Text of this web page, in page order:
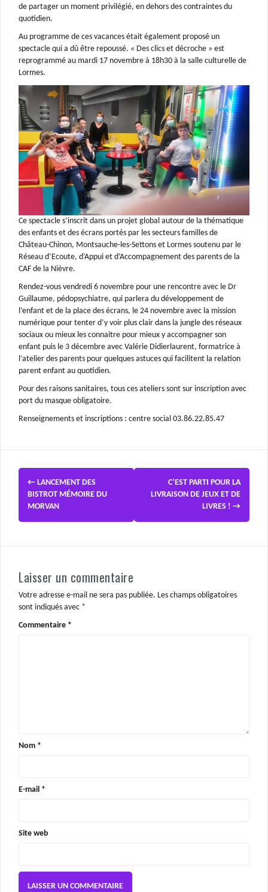
de partager un moment privilégié, en dehors des contraintes du
quotidien.
Au programme de ces vacances était également proposé un
spectacle qui a dû être repoussé. « Des clics et décroche » est
reprogrammé au mardi 17 novembre à 18h30 à la salle culturelle de
Lormes.
Ce spectacle s’inscrit dans un projet global autour de la thématique
des enfants et des écrans portés par les secteurs familles de
Château-Chinon, Montsauche-les-Settons et Lormes soutenu par le
Réseau d’Ecoute, d’Appui et d’Accompagnement des parents de la
CAF de la Nièvre.
Rendez-vous vendredi 6 novembre pour une rencontre avec le Dr
Guillaume, pédopsychiatre, qui parlera du développement de
l’enfant et de la place des écrans, le 24 novembre avec la mission
numérique pour tenter d’y voir plus clair dans la jungle des réseaux
sociaux ou mieux les connaitre pour mieux y accompagner son
enfant puis le 3 décembre avec Valérie Didierlaurent, formatrice à
l’atelier des parents pour quelques astuces qui facilitent la relation
parent enfant au quotidien.
Pour des raisons sanitaires, tous ces ateliers sont sur inscription avec
port du masque obligatoire.
Renseignements et inscriptions : centre social 03.86.22.85.47
← LANCEMENT DES
BISTROT MÉMOIRE DU
MORVAN
C’EST PARTI POUR LA
LIVRAISON DE JEUX ET DE
LIVRES ! →
Laisser un commentaire
Votre adresse e-mail ne sera pas publiée. Les champs obligatoires
sont indiqués avec *
Commentaire *
Nom *
E-mail *
Site web